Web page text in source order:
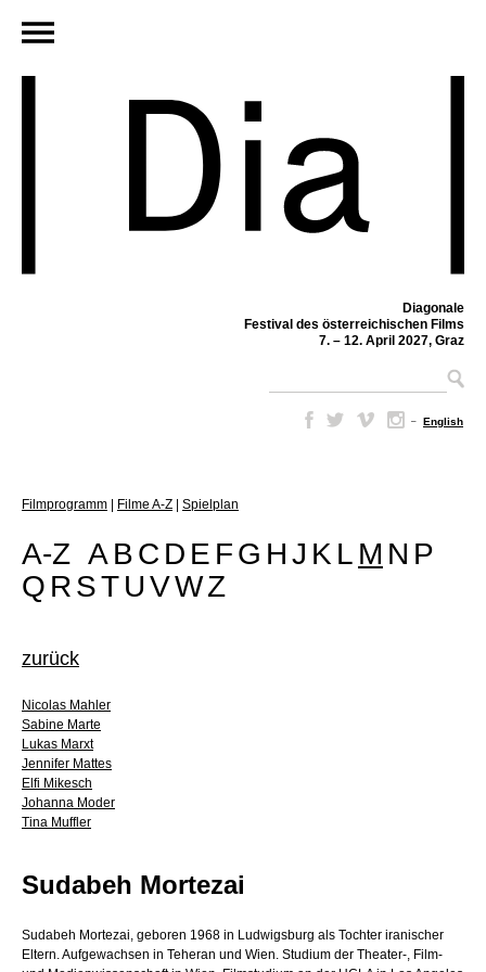
Diagonale
Festival des österreichischen Films
7. – 12. April 2027, Graz
– English
Filmprogramm Filme A-Z Spielplan
A-Z A BC D E FG HJ K L M N P
Q RSTUVWZ
zurück
Nicolas Mahler
Sabine Marte
Lukas Marxt
Jennifer Mattes
Elfi Mikesch
Johanna Moder
Tina Muffler
Sudabeh Mortezai
Sudabeh Mortezai, geboren 1968 in Ludwigsburg als Tochter iranischer
Eltern. Aufgewachsen in Teheran und Wien. Studium der Theater-, Film-